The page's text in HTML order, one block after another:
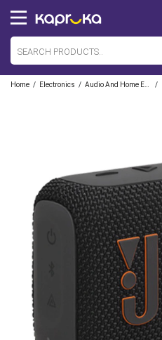
Home / Electronics / /